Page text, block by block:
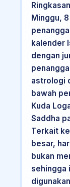
Minggu,
kalender
dengan
astrologi
bawah
Kuda
Saddha
Terkait
besar,
bukan
sehingga